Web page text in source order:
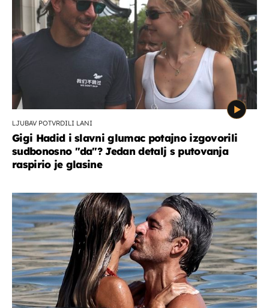
LJUBAV POTVRDILI LANI
Gigi Hadid i slavni glumac potajno izgovorili
sudbonosno "da"? Jedan detalj s putovanja
raspirio je glasine